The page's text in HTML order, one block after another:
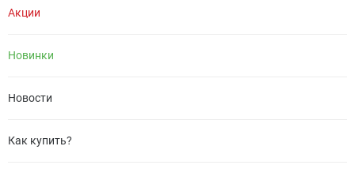
Акции
Новинки
Новости
Как купить?